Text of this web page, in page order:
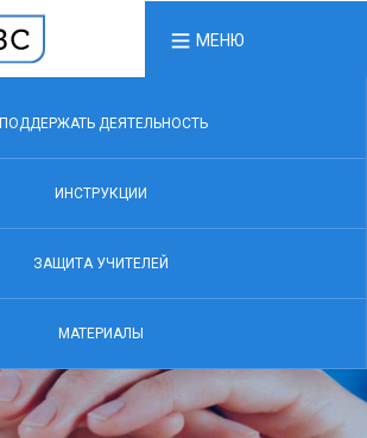
МЕНЮ
ПОДДЕРЖАТЬ ДЕЯТЕЛЬНОСТЬ
ИНСТРУКЦИИ
ЗАЩИТА УЧИТЕЛЕЙ
МАТЕРИАЛЫ